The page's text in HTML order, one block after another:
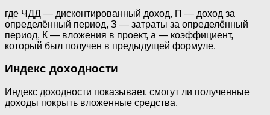
где ЧДД — дисконтированный доход, П — доход за
определённый период, З — затраты за определённый
период, К — вложения в проект, а — коэффициент,
который был получен в предыдущей формуле.
Индекс доходности
Индекс доходности показывает, смогут ли полученные
доходы покрыть вложенные средства.